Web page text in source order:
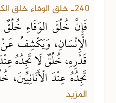
240ـ خلق الوفاء خلق الكرام
فَإِنَّ خُلُقَ الوَفَاءِ
الْإِنْسَانِ، وَيَكْشِفُ
قَدْرِهِ، خُلُقٌ لَا تَجِدُهُ
تَجِدُهُ عِنْدَ
المزيد